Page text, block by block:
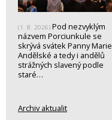
(1. 8. 2026) Pod nezvyklým
názvem Porciunkule se
skrývá svátek Panny Marie
Andělské a tedy i andělů
strážných slavený podle
staré…
Archiv aktualit